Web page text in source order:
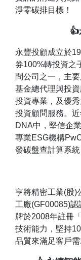
淨零碳排目標！
永豐投顧成立於
券100%轉投資之
問公司之一，主
基金總代理與投
投資專業，及優
投資顧問服務。
DNA中，堅信企
專業ESG機構
發碳盤查計算系
亨將精密工業(股)
工廠(GF00085)
牌於2008年註冊
技術能力，堅持
品質來滿足客戶需